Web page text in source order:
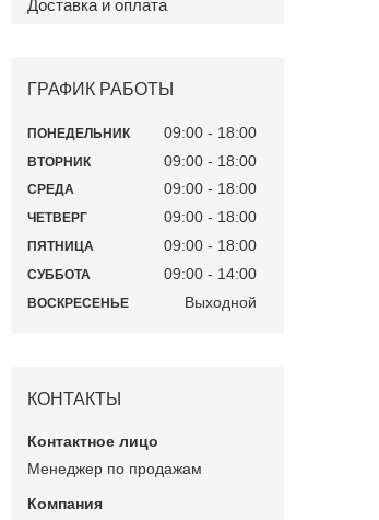
Доставка и оплата
ГРАФИК РАБОТЫ
ПОНЕДЕЛЬНИК 09:00 18:00
ВТОРНИК 09:00 18:00
СРЕДА 09:00 18:00
ЧЕТВЕРГ 09:00 18:00
ПЯТНИЦА 09:00 18:00
СУББОТА 09:00 14:00
ВОСКРЕСЕНЬЕ Выходной
КОНТАКТЫ
Менеджер по продажам